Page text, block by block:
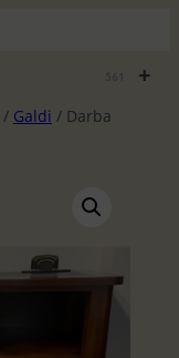
+
/ Galdi / Darba